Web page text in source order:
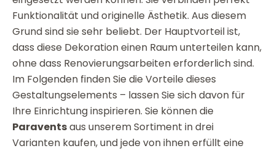
Funktionalität und originelle Ästhetik. Aus diesem
Grund sind sie sehr beliebt. Der Hauptvorteil ist,
dass diese Dekoration einen Raum unterteilen kann,
ohne dass Renovierungsarbeiten erforderlich sind.
Im Folgenden finden Sie die Vorteile dieses
Gestaltungselements – lassen Sie sich davon für
Ihre Einrichtung inspirieren. Sie können die
Paraventsaus unserem Sortiment in drei
Varianten kaufen, und jede von ihnen erfüllt eine